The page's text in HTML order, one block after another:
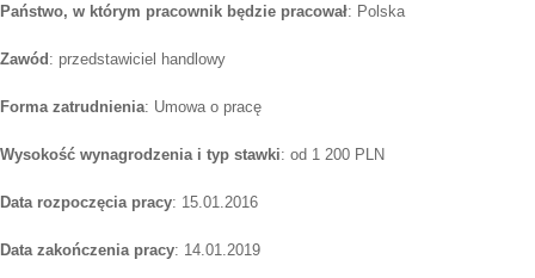
Państwo, w którym pracownik będzie pracował: Polska
Zawód : przedstawiciel handlowy
Forma zatrudnienia: Umowa o pracę
Wysokość wynagrodzenia i typ stawki: od 1 200 PLN
Data rozpoczęcia pracy: 15.01.2016
Data zakończenia pracy: 14.01.2019